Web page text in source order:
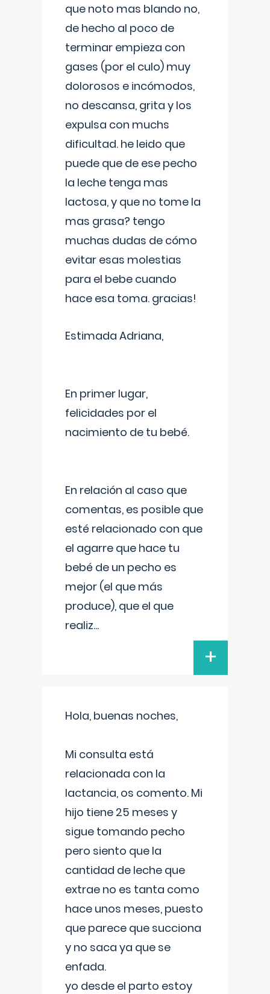
que noto mas blando no,
de hecho al poco de
terminar empieza con
gases (por el culo) muy
dolorosos e incómodos,
no descansa, grita y los
expulsa con muchs
dificultad. he leido que
puede que de ese pecho
la leche tenga mas
lactosa, y que no tome la
mas grasa? tengo
muchas dudas de cómo
evitar esas molestias
para el bebe cuando
hace esa toma. gracias!
Estimada Adriana,
En primer lugar,
felicidades por el
nacimiento de tu bebé.
En relación al caso que
comentas, es posible que
esté relacionado con que
el agarre que hace tu
bebé de un pecho es
mejor (el que más
produce), que el que
realiz...
+
Hola, buenas noches,
Mi consulta está
relacionada con la
lactancia, os comento. Mi
hijo tiene 25 meses y
sigue tomando pecho
pero siento que la
cantidad de leche que
extrae no es tanta como
hace unos meses, puesto
que parece que succiona
y no saca ya que se
enfada.
yo desde el parto estoy